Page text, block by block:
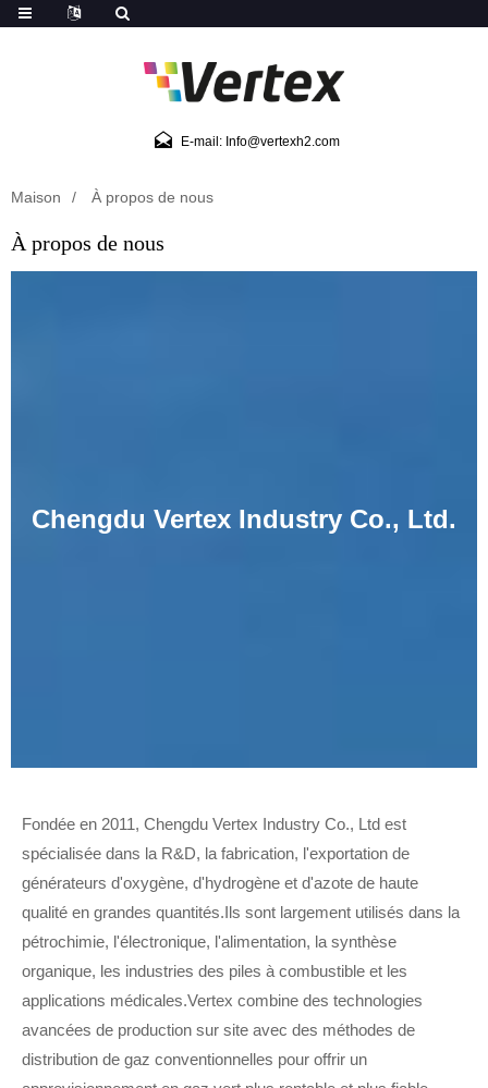
E-mail: Info@vertexh2.com
Maison À propos de nous
À propos de nous
Chengdu Vertex Industry Co., Ltd.
Fondée en 2011, Chengdu Vertex Industry Co., Ltd est
spécialisée dans la R&D, la fabrication, l'exportation de
générateurs d'oxygène, d'hydrogène et d'azote de haute
qualité en grandes quantités.Ils sont largement utilisés dans la
pétrochimie, l'électronique, l'alimentation, la synthèse
organique, les industries des piles à combustible et les
applications médicales.Vertex combine des technologies
avancées de production sur site avec des méthodes de
distribution de gaz conventionnelles pour offrir un